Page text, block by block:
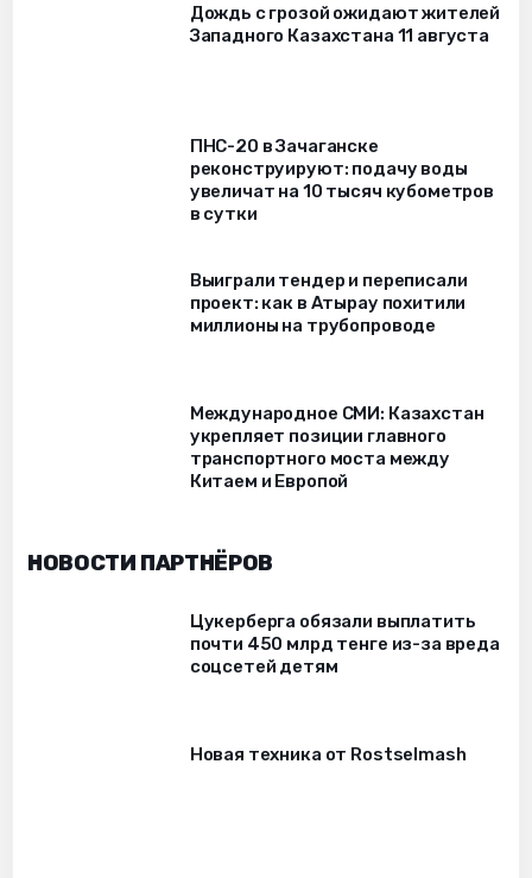
Дождь с грозой ожидают жителей
Западного Казахстана 11 августа
ПНС-20 в Зачаганске
реконструируют: подачу воды
увеличат на 10 тысяч кубометров
в сутки
Выиграли тендер и переписали
проект: как в Атырау похитили
миллионы на трубопроводе
Международное СМИ: Казахстан
укрепляет позиции главного
транспортного моста между
Китаем и Европой
НОВОСТИ ПАРТНЁРОВ
Цукерберга обязали выплатить
почти 450 млрд тенге из-за вреда
соцсетей детям
Новая техника от Rostselmash